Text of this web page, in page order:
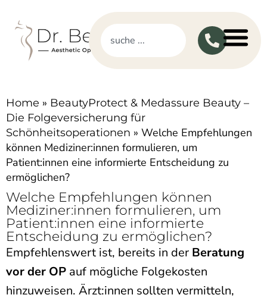
Home » BeautyProtect & Medassure Beauty –
Die Folgeversicherung für
Schönheitsoperationen » Welche Empfehlungen
können Mediziner:innen formulieren, um
Patient:innen eine informierte Entscheidung zu
ermöglichen?
Welche Empfehlungen können
Mediziner:innen formulieren, um
Patient:innen eine informierte
Entscheidung zu ermöglichen?
Empfehlenswert ist, bereits in der Beratung
vor der OP auf mögliche Folgekosten
hinzuweisen. Ärzt:innen sollten vermitteln,